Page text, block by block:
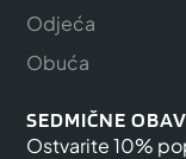
Odjeća
Obuća
SEDMIČNE
Ostvarite 10%